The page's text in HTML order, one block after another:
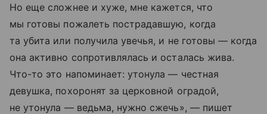
Но еще сложнее и хуже, мне кажется, что
мы готовы пожалеть пострадавшую, когда
та убита или получила увечья, и не готовы — когда
она активно сопротивлялась и осталась жива.
Что-то это напоминает: утонула — честная
девушка, похоронят за церковной оградой,
не утонула — ведьма, нужно сжечь», — пишет